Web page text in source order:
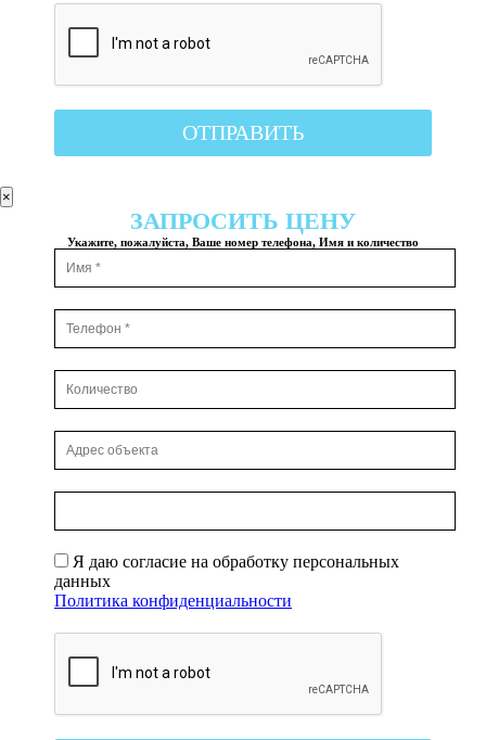
×
ЗАПРОСИТЬ ЦЕНУ
Укажите, пожалуйста, Ваше номер телефона, Имя и количество
Я даю согласие на обработку персональных
данных
Политика конфиденциальности